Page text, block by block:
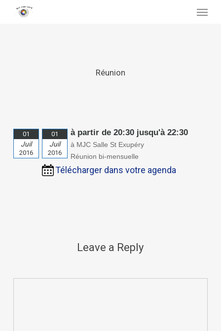
Réunion
01
Juil
2016
01
Juil
2016
à partir de 20:30 jusqu'à 22:30
à MJC Salle St Exupéry
Réunion bi-mensuelle
Télécharger dans votre agenda
Leave a Reply